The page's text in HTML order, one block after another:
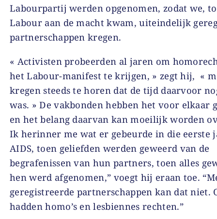
Labourpartij werden opgenomen, zodat we,
Labour aan de macht kwam, uiteindelijk
partnerschappen kregen.
« Activisten probeerden al jaren om
het Labour-manifest te krijgen, » zegt hij, «
kregen steeds te horen dat de tijd daarvoor
was. » De vakbonden hebben het voor elkaar
en het belang daarvan kan moeilijk worden
Ik herinner me wat er gebeurde in die eerste
AIDS, toen geliefden werden geweerd van de
begrafenissen van hun partners, toen alles
hen werd afgenomen,” voegt hij eraan toe.
geregistreerde partnerschappen kan dat niet.
hadden homo’s en lesbiennes rechten.”